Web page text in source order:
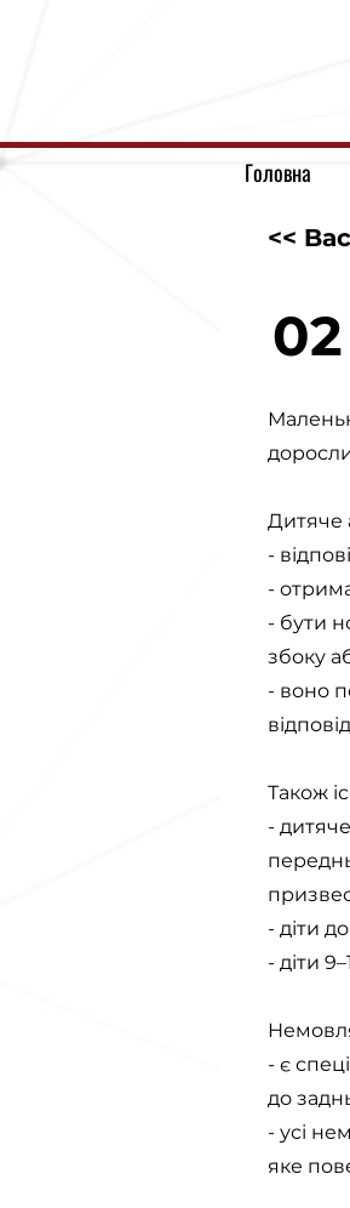
Головна
<<
02
Дитяче
-
-
- бути
збоку
- воно
Також
-
- діти
- діти
- є
до
- усі
яке